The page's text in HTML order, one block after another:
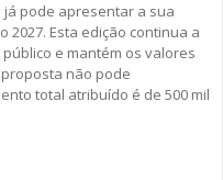
já pode apresentar a sua
2027. Esta edição continua a
e mantém os valores
não pode
total atribuído é de 500 mil